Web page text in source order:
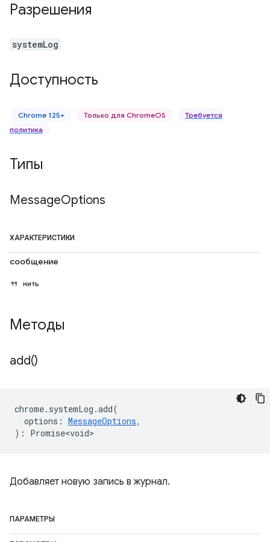
Разрешения
systemLog
Доступность
Chrome 125+ Только для ChromeOS
Требуется
политика
Типы
MessageOptions
ХАРАКТЕРИСТИКИ
сообщение
нить
Методы
add()
chrome. systemLog .add(
options : MessageOptions,
) : Promise<void>
Добавляет новую запись в журнал.
ПАРАМЕТРЫ